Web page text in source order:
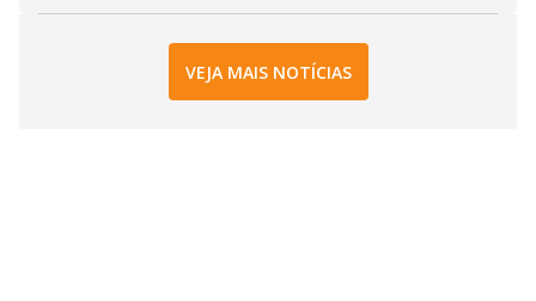
VEJA MAIS NOTÍCIAS